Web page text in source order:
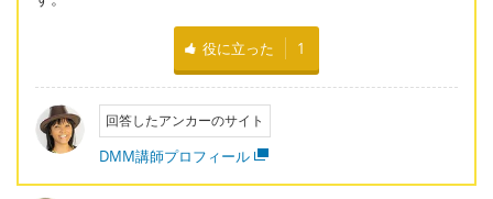
役に立った 1
回答したアンカーのサイト
DMM講師プロフィール